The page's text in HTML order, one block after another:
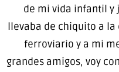
de mi vida infantil y
llevaba de chiquito a la
ferroviario y a mi
grandes amigos, voy